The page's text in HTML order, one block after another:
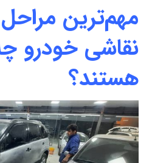
مهم‌ترین
نقاشی خودرو
هستند؟